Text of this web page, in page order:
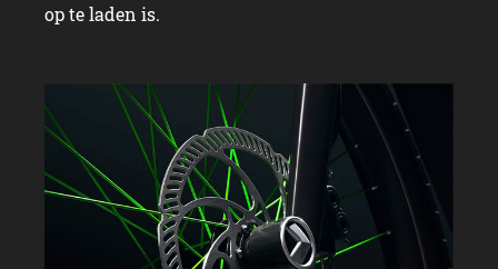
op te laden is.